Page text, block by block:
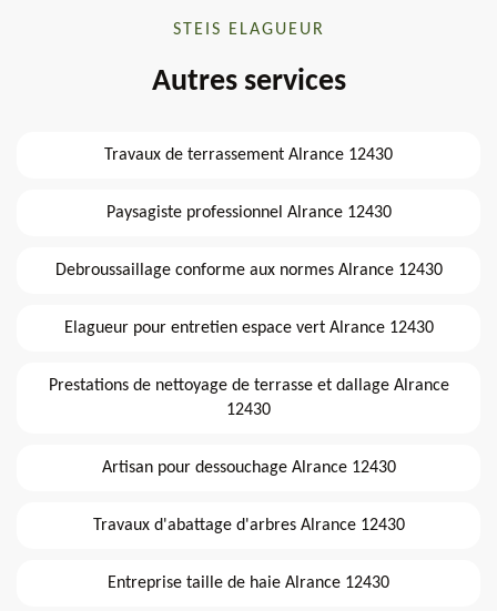
STEIS ELAGUEUR
Autres services
Travaux de terrassement Alrance 12430
Paysagiste professionnel Alrance 12430
Debroussaillage conforme aux normes Alrance 12430
Elagueur pour entretien espace vert Alrance 12430
Prestations de nettoyage de terrasse et dallage Alrance
12430
Artisan pour dessouchage Alrance 12430
Travaux d'abattage d'arbres Alrance 12430
Entreprise taille de haie Alrance 12430